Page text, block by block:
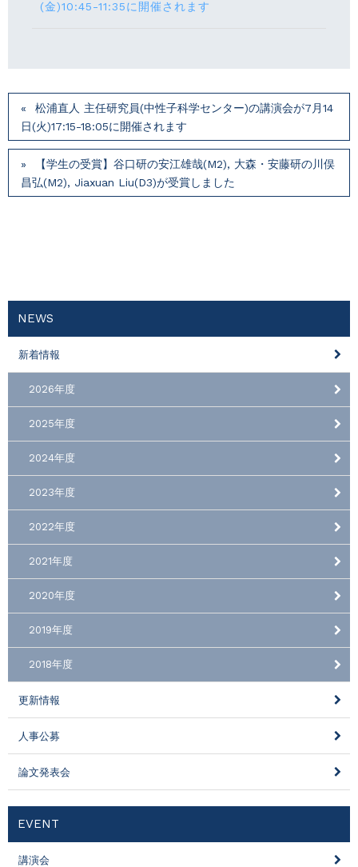
(⾦)10:45-11:35に開催されます
松浦直人 主任研究員(中性子科学センター)の講演会が7月14
⽇(火)17:15-18:05に開催されます
【学生の受賞】谷口研の安江雄哉(M2), 大森・安藤研の川俣
昌弘(M2), Jiaxuan Liu(D3)が受賞しました
NEWS
新着情報
2026年度
2025年度
2024年度
2023年度
2022年度
2021年度
2020年度
2019年度
2018年度
更新情報
人事公募
論文発表会
EVENT
講演会